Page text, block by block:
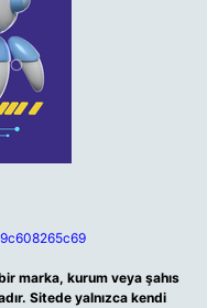
marka, kurum veya şahıs
Sitede yalnızca kendi